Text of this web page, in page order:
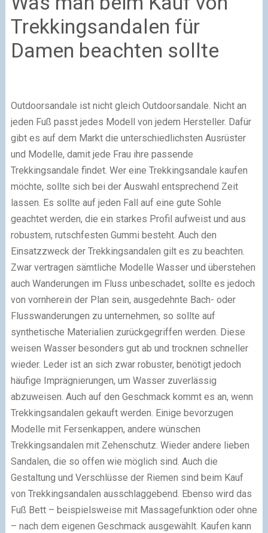
Trekkingsandalen für
Damen beachten sollte
Outdoorsandale ist nicht gleich Outdoorsandale. Nicht an
jeden Fuß passt jedes Modell von jedem Hersteller. Dafür
gibt es auf dem Markt die unterschiedlichsten Ausrüster
und Modelle, damit jede Frau ihre passende
Trekkingsandale findet. Wer eine Trekkingsandale kaufen
möchte, sollte sich bei der Auswahl entsprechend Zeit
lassen. Es sollte auf jeden Fall auf eine gute Sohle
geachtet werden, die ein starkes Profil aufweist und aus
robustem, rutschfesten Gummi besteht. Auch den
Einsatzzweck der Trekkingsandalen gilt es zu beachten.
Zwar vertragen sämtliche Modelle Wasser und überstehen
auch Wanderungen im Fluss unbeschadet, sollte es jedoch
von vornherein der Plan sein, ausgedehnte Bach- oder
Flusswanderungen zu unternehmen, so sollte auf
synthetische Materialien zurückgegriffen werden. Diese
weisen Wasser besonders gut ab und trocknen schneller
wieder. Leder ist an sich zwar robuster, benötigt jedoch
häufige Imprägnierungen, um Wasser zuverlässig
abzuweisen. Auch auf den Geschmack kommt es an, wenn
Trekkingsandalen gekauft werden. Einige bevorzugen
Modelle mit Fersenkappen, andere wünschen
Trekkingsandalen mit Zehenschutz. Wieder andere lieben
Sandalen, die so offen wie möglich sind. Auch die
Gestaltung und Verschlüsse der Riemen sind beim Kauf
von Trekkingsandalen ausschlaggebend. Ebenso wird das
Fuß Bett – beispielsweise mit Massagefunktion oder ohne
– nach dem eigenen Geschmack ausgewählt. Kaufen kann